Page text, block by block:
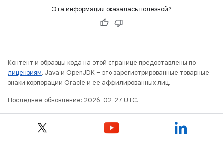
Эта информация оказалась полезной?
Контент и образцы кода на этой странице предоставлены по
лицензиям. Java и OpenJDK – это зарегистрированные товарные
знаки корпорации Oracle и ее аффилированных лиц.
Последнее обновление: 2026-02-27 UTC.